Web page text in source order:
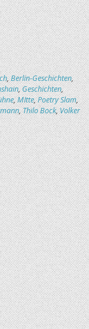
,Berlin-Geschichten,
,Geschichten,
,MItte,Poetry Slam,
,Thilo Bock,Volker